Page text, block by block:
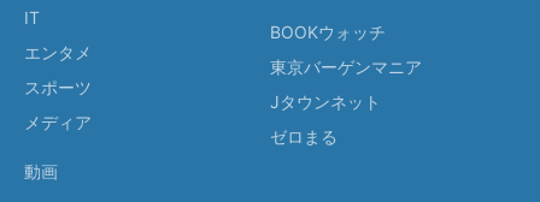
IT
エンタメ
スポーツ
メディア
動画
BOOKウォッチ
東京バーゲンマニア
Jタウンネット
ゼロまる